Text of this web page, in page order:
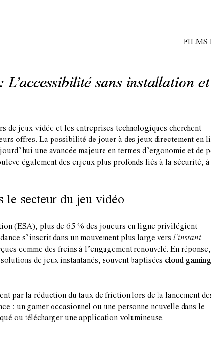
FILMS
sans installation
de jeux vidéo et les entreprises technologiques cherchent
offres. La possibilité de jouer à des jeux directement en
une avancée majeure en termes d’ergonomie et de
également des enjeux plus profonds liés à la sécurité,
le secteur du jeu vidéo
(ESA), plus de 65 % des joueurs en ligne privilégient
s’inscrit dans un mouvement plus large vers l’instant
comme des freins à l’engagement renouvelé. En
de jeux instantanés, souvent baptisées cloud gaming
par la réduction du taux de friction lors de la lancement
: un gamer occasionnel ou une personne nouvelle dans le
ou télécharger une application volumineuse.